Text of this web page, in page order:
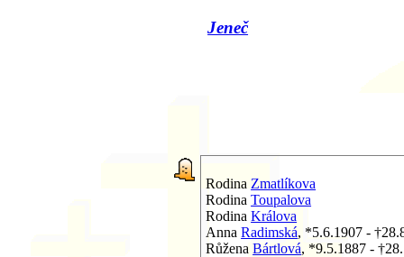
Jeneč
Rodina Zmatlíkova
RodinaToupalova
RodinaKrálova
AnnaRadimská, *5.6.1907 -
RůženaBártlová, *9.5.1887 -